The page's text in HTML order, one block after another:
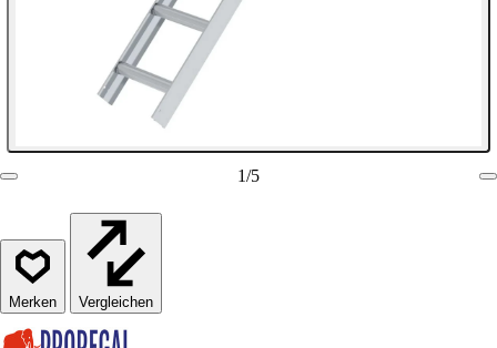
1/5
Vergleichen